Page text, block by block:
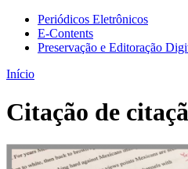
Periódicos Eletrônicos
E-Contents
Preservação e Editoração
Início
Citação de